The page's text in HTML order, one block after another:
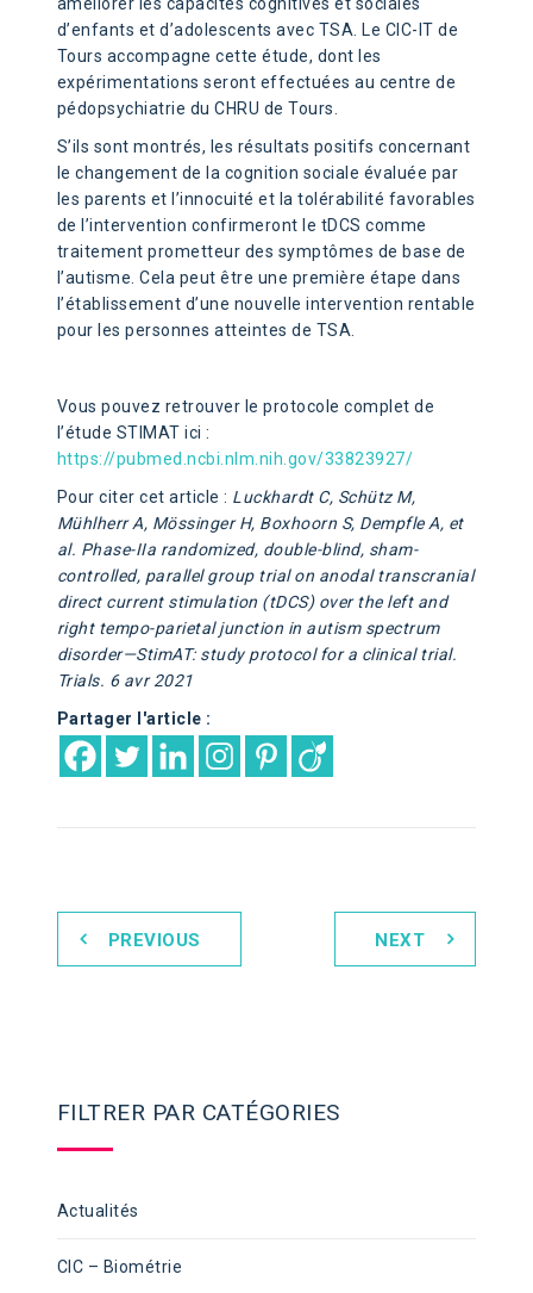
améliorer les capacités cognitives et sociales
d’enfants et d’adolescents avec TSA. Le CIC-IT de
Tours accompagne cette étude, dont les
expérimentations seront effectuées au centre de
pédopsychiatrie du CHRU de Tours.
S’ils sont montrés, les résultats positifs concernant
le changement de la cognition sociale évaluée par
les parents et l’innocuité et la tolérabilité favorables
de l’intervention confirmeront le tDCS comme
traitement prometteur des symptômes de base de
l’autisme. Cela peut être une première étape dans
l’établissement d’une nouvelle intervention rentable
pour les personnes atteintes de TSA.
Vous pouvez retrouver le protocole complet de
l’étude STIMAT ici :
https://pubmed.ncbi.nlm.nih.gov/33823927/
Pour citer cet article : Luckhardt C, Schütz M,
Mühlherr A, Mössinger H, Boxhoorn S, Dempfle A, et
al. Phase-IIa randomized, double-blind, sham-
controlled, parallel group trial on anodal transcranial
direct current stimulation (tDCS) over the left and
right tempo-parietal junction in autism spectrum
disorder—StimAT: study protocol for a clinical trial.
Trials. 6 avr 2021
Partager l'article :
PREVIOUS NEXT
FILTRER PAR CATÉGORIES
Actualités
CIC – Biométrie